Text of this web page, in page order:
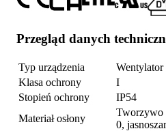
Przegląd danych
Typ urządzenia
Klasa ochrony
I
Stopień ochrony
IP54
Materiał osłony
Tworzywo
0,